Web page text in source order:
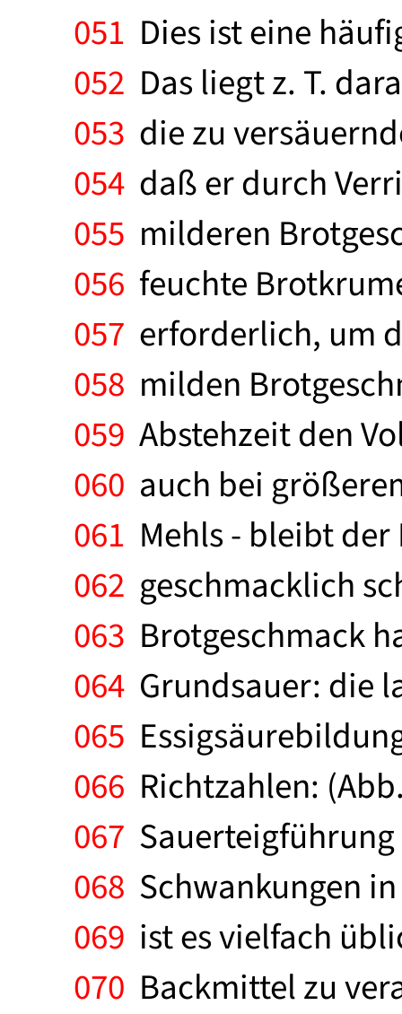
051 Dies ist eine
052 Das liegt z. T.
053 die zu
054 daß er durch
055 milderen
056 feuchte
057 erforderlich, um
058 milden
059 Abstehzeit den
060 auch bei
061 Mehls - bleibt
062 geschmacklich
063 Brotgeschmack
064 Grundsauer: die
065
066 Richtzahlen:
067
068 Schwankungen
069 ist es vielfach
070 Backmittel zu